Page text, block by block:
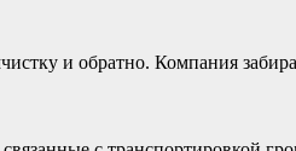
и обратно. Компания